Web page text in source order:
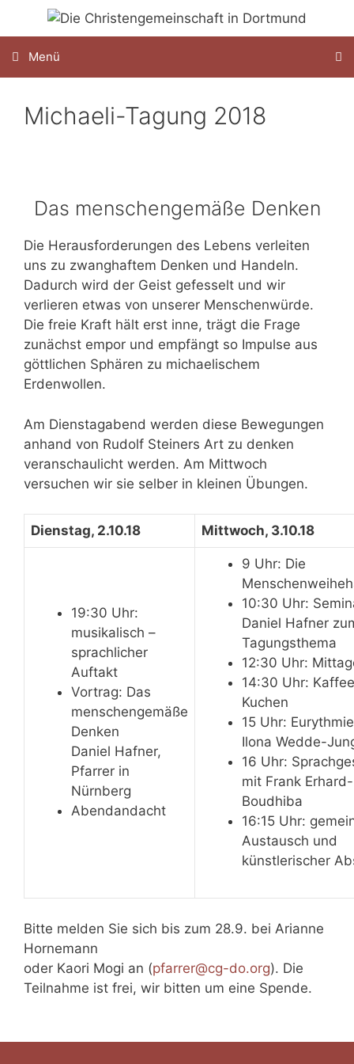
springen
Menü
Michaeli-Tagung 2018
Das menschengemäße Denken
Die Herausforderungen des Lebens verleiten
uns zu zwanghaftem Denken und Handeln.
Dadurch wird der Geist gefesselt und wir
verlieren etwas von unserer Menschenwürde.
Die freie Kraft hält erst inne, trägt die Frage
zunächst empor und empfängt so Impulse aus
göttlichen Sphären zu michaelischem
Erdenwollen.
Am Dienstagabend werden diese Bewegungen
anhand von Rudolf Steiners Art zu denken
veranschaulicht werden. Am Mittwoch
versuchen wir sie selber in kleinen Übungen.
Dienstag, 2.10.18 Mittwoch, 3.10.18
19:30 Uhr:
musikalisch –
sprachlicher
Auftakt
Vortrag: Das
menschengemäße
Denken
Daniel Hafner,
Pfarrer in
Nürnberg
Abendandacht
9 Uhr: Die
10:30 Uhr:
Daniel Hafner
Tagungsthema
12:30 Uhr:
14:30 Uhr:
Kuchen
15 Uhr:
Ilona Wedde-
16 Uhr:
mit Frank Erhard-
Boudhiba
16:15 Uhr:
Austausch und
künstlerischer
Bitte melden Sie sich bis zum 28.9. bei Arianne
Hornemann
oder Kaori Mogi an (pfarrer@cg-do.org). Die
Teilnahme ist frei, wir bitten um eine Spende.